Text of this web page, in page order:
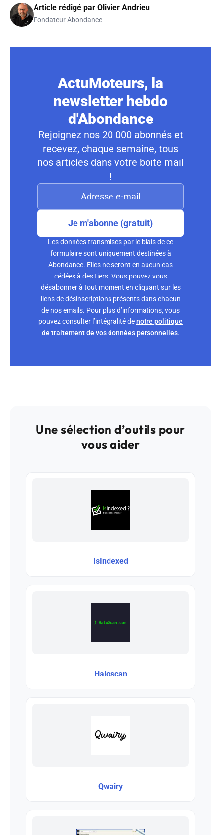
Article rédigé par Olivier Andrieu
Fondateur Abondance
ActuMoteurs, la
newsletter hebdo
d'Abondance
Rejoignez nos 20 000 abonnés et
recevez, chaque semaine, tous
nos articles dans votre boite mail
!
Je m'abonne (gratuit)
Les données transmises par le biais de ce
formulaire sont uniquement destinées à
Abondance. Elles ne seront en aucun cas
cédées à des tiers. Vous pouvez vous
désabonner à tout moment en cliquant sur les
liens de désinscriptions présents dans chacun
de nos emails. Pour plus d’informations, vous
pouvez consulter l’intégralité denotre politique
de traitement de vos données personnelles.
Une sélection d’outils pour
vous aider
IsIndexed
Haloscan
Qwairy